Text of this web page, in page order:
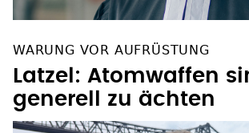
WARUNG VOR AUFRÜSTUNG
Latzel: Atomwaffen
generell zu ächten